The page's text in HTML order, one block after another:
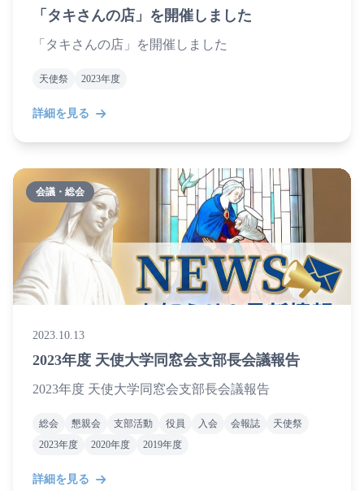
「タキさんの店」を開催しました
「タキさんの店」を開催しました
天使祭 2023年度
詳細を見る
会議・総会
2023.10.13
2023年度 天使大学同窓会支部長会議報告
2023年度 天使大学同窓会支部長会議報告
総会 懇親会 支部活動 役員 入会 会報誌
天使祭
2023年度
2020年度 2019年度
詳細を見る